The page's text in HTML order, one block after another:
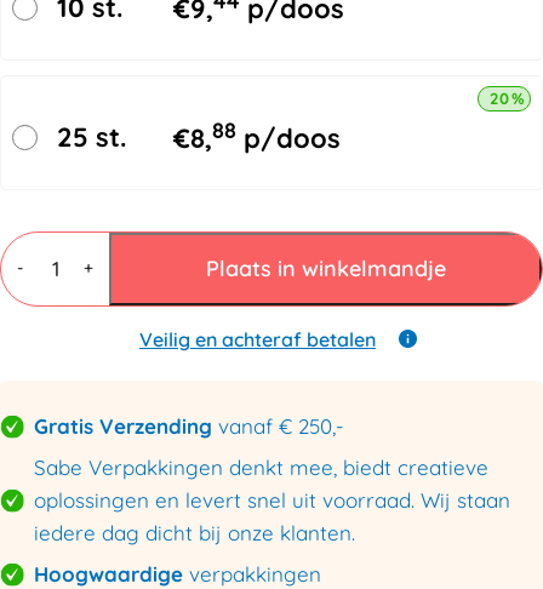
10 st. €9, p/doos
25 st. €8,88 p/doos
20%
-
Gripzakjes
80
x
120mm
micron
+ Plaats in winkelmandje
Veilig en achteraf betalen
Gratis Verzending vanaf € 250,-
Sabe Verpakkingen denkt mee, biedt creatieve
oplossingen en levert snel uit voorraad. Wij staan
iedere dag dicht bij onze klanten.
Hoogwaardige verpakkingen